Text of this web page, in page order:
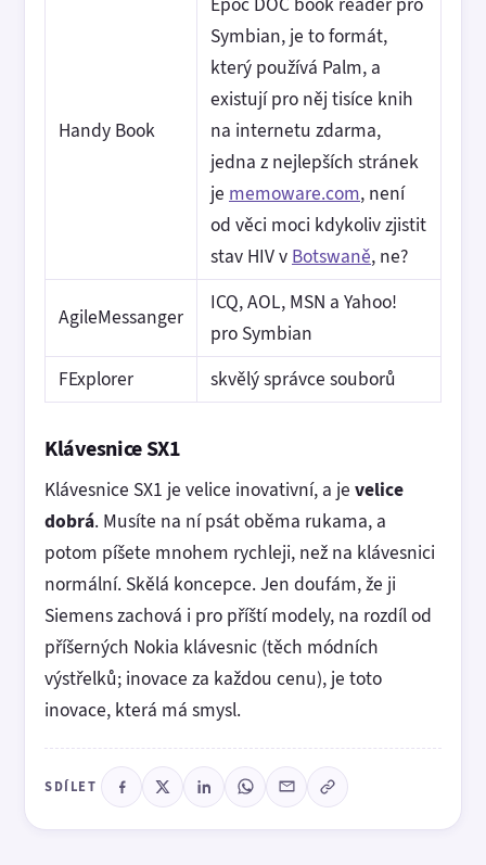
Handy Book
Symbian, je to formát,
který používá Palm, a
existují pro něj tisíce knih
na internetu zdarma,
jedna z nejlepších stránek
je memoware.com, není
od věci moci kdykoliv zjistit
stav HIV v Botswaně, ne?
AgileMessanger
ICQ, AOL, MSN a Yahoo!
pro Symbian
FExplorer
skvělý správce souborů
Klávesnice SX1
Klávesnice SX1 je velice inovativní, a je velice
dobrá. Musíte na ní psát oběma rukama, a
potom píšete mnohem rychleji, než na klávesnici
normální. Skělá koncepce. Jen doufám, že ji
Siemens zachová i pro příští modely, na rozdíl od
příšerných Nokia klávesnic (těch módních
výstřelků; inovace za každou cenu), je toto
inovace, která má smysl.
SDÍLET